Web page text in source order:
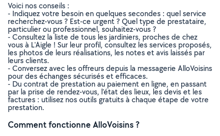
Voici nos conseils :
- Indiquez votre besoin en quelques secondes : quel service
recherchez-vous ? Est-ce urgent ? Quel type de prestataire,
particulier ou professionnel, souhaitez-vous ?
- Consultez la liste de tous les jardiniers, proches de chez
vous à L'Aigle ! Sur leur profil, consultez les services proposés,
les photos de leurs réalisations, les notes et avis laissés par
leurs clients.
- Conversez avec les offreurs depuis la messagerie AlloVoisins
pour des échanges sécurisés et efficaces.
- Du contrat de prestation au paiement en ligne, en passant
par la prise de rendez-vous, l’état des lieux, les devis et les
factures : utilisez nos outils gratuits à chaque étape de votre
prestation.
Comment fonctionne AlloVoisins ?